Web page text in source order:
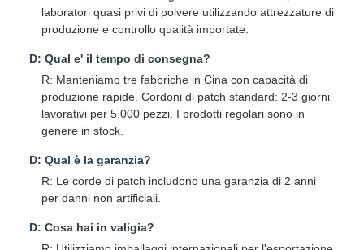
laboratori quasi privi di polvere utilizzando attrezzature di
produzione e controllo qualità importate.
D: Qual e' il tempo di consegna?
R: Manteniamo tre fabbriche in Cina con capacità di
produzione rapide. Cordoni di patch standard: 2-3 giorni
lavorativi per 5.000 pezzi. I prodotti regolari sono in
genere in stock.
D: Qual è la garanzia?
R: Le corde di patch includono una garanzia di 2 anni
per danni non artificiali.
D: Cosa hai in valigia?